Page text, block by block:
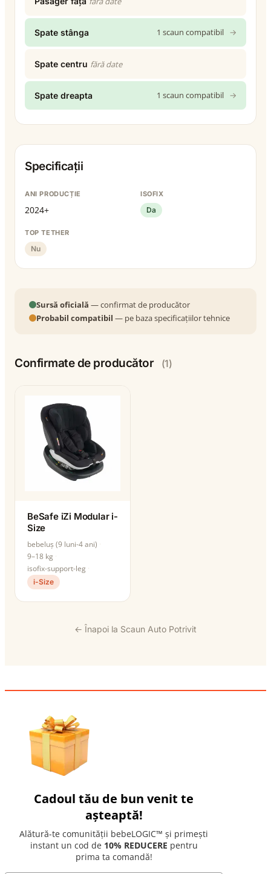
Spate stânga 1 scaun compatibil →
Spate centru fără date
Spate dreapta 1 scaun compatibil →
Specificații
ANI PRODUCȚIE
2024+
ISOFIX
Da
TOP TETHER
Nu
Sursă oficială — confirmat de producător
Probabil compatibil — pe baza specificațiilor tehnice
Confirmate de producător (1)
BeSafe iZi Modular i-
Size
bebeluș (9 luni-4 ani)
9–18 kg
isofix-support-leg
i-Size
← Înapoi la Scaun Auto Potrivit
Cadoul tău de bun venit te
așteaptă!
Alătură-te comunității bebeLOGIC™ și primești
instant un cod de 10% REDUCERE pentru
prima ta comandă!